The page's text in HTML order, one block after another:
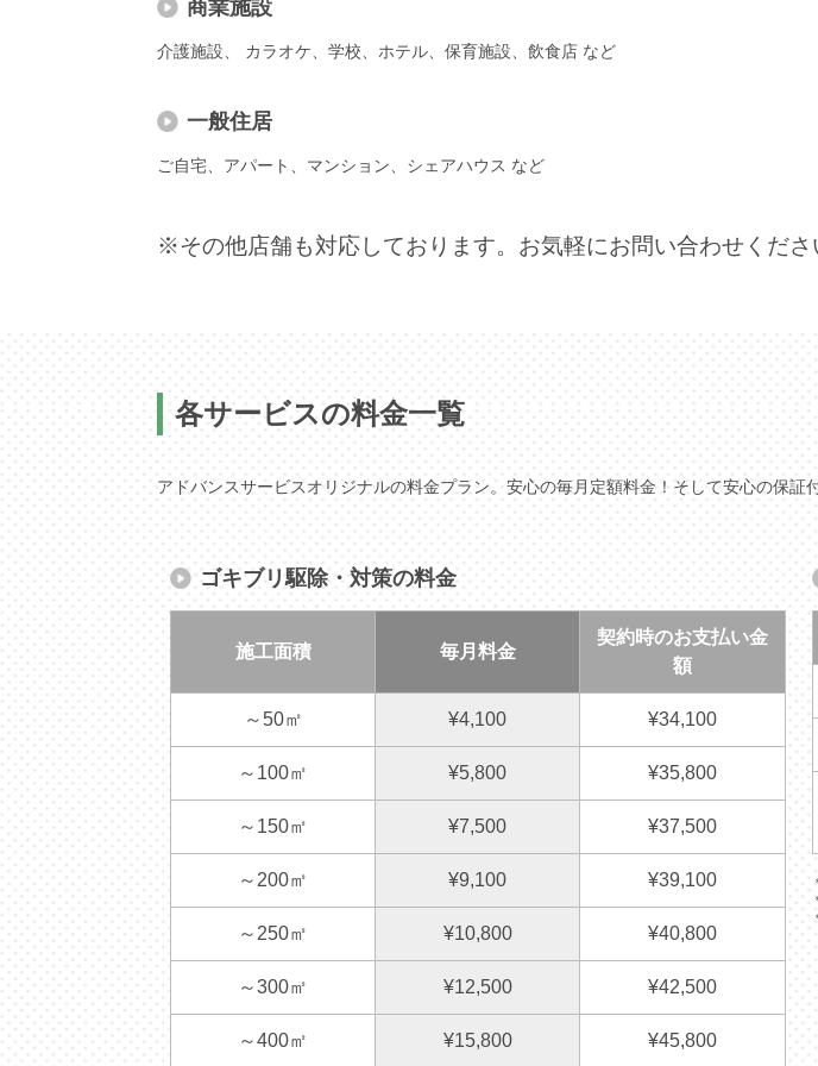
商業施設
介護施設、 カラオケ、学校、ホテル、保育施設、飲食店 など
一般住居
ご自宅、アパート、マンション、シェアハウス など
※その他店舗も対応しております。お気軽にお問い合わせくださ
各サービスの料金一覧
アドバンスサービスオリジナルの料金プラン。安心の毎月定額料金！そして安心の保証
ゴキブリ駆除・対策の料金
施工面積 毎月料金
契約時のお支払い金
額
～50㎡ ¥4,100 ¥34,100
～100㎡ ¥5,800 ¥35,800
～150㎡ ¥7,500 ¥37,500
～200㎡ ¥9,100 ¥39,100
～250㎡ ¥10,800 ¥40,800
～300㎡ ¥12,500 ¥42,500
～400㎡ ¥15,800 ¥45,800